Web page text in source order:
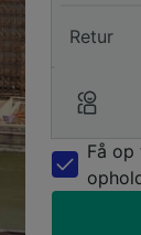
Retur
Få op